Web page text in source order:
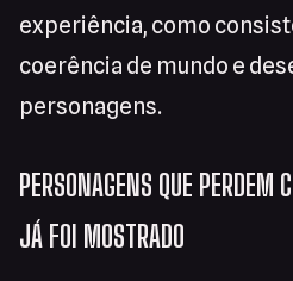
experiência, como
coerência de mundo e
personagens.
PERSONAGENS QUE PERDEM
JÁ FOI MOSTRADO